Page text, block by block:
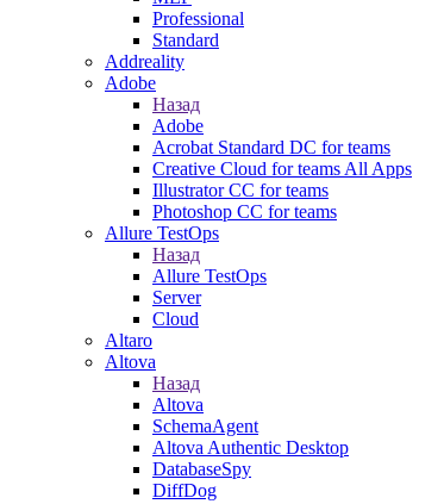
Professional
Standard
Addreality
Adobe
Назад
Adobe
Acrobat Standard DC for teams
Creative Cloud for teams All Apps
Illustrator CC for teams
Photoshop CC for teams
Allure TestOps
Назад
Allure TestOps
Server
Cloud
Altaro
Altova
Назад
Altova
SchemaAgent
Altova Authentic Desktop
DatabaseSpy
DiffDog